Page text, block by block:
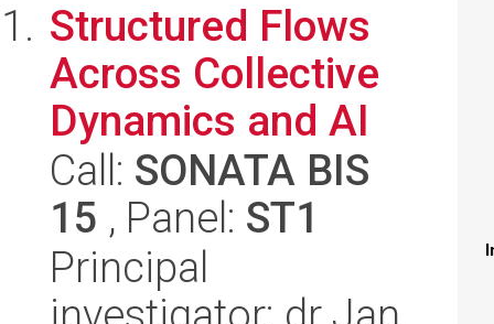
Structured Flows
Across Collective
Dynamics and AI
Call: SONATA BIS
15 , Panel: ST1
Principal